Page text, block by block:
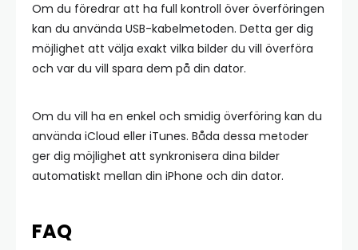
Om du föredrar att ha full kontroll över överföringen
kan du använda USB-kabelmetoden. Detta ger dig
möjlighet att välja exakt vilka bilder du vill överföra
och var du vill spara dem på din dator.
Om du vill ha en enkel och smidig överföring kan du
använda iCloud eller iTunes. Båda dessa metoder
ger dig möjlighet att synkronisera dina bilder
automatiskt mellan din iPhone och din dator.
FAQ